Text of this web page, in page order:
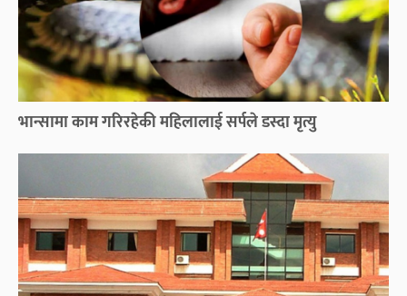
भान्सामा काम गरिरहेकी महिलालाई सर्पले डस्दा मृत्यु